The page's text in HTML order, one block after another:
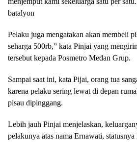
batalyon
Pelaku juga mengatakan akan membeli
seharga 500rb,” kata Pinjai yang
tersebut kepada Posmetro Medan Grup.
Sampai saat ini, kata Pijai, orang tua
karena pelaku sering lewat di depan
pisau dipinggang.
Lebih jauh Pinjai menjelaskan,
pelakunya atas nama Ernawati, statusnya